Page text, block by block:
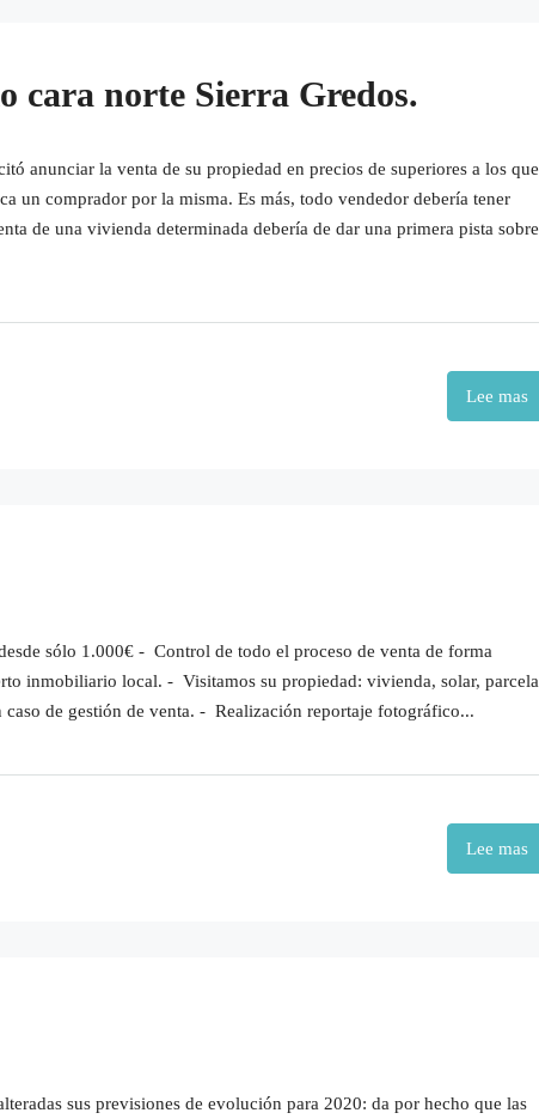
cara norte Sierra Gredos.
anunciar la venta de su propiedad en precios de superiores a los que
un comprador por la misma. Es más, todo vendedor debería tener
de una vivienda determinada debería de dar una primera pista sobre
Lee mas
sólo 1.000€ - Control de todo el proceso de venta de forma
inmobiliario local. - Visitamos su propiedad: vivienda, solar, parcela
de gestión de venta. - Realización reportaje fotográfico...
Lee mas
sus previsiones de evolución para 2020: da por hecho que las